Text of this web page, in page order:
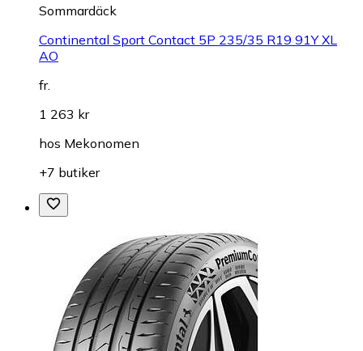
Sommardäck
Continental Sport Contact 5P 235/35 R19 91Y XL
AO
fr.
1 263 kr
hos Mekonomen
+7 butiker